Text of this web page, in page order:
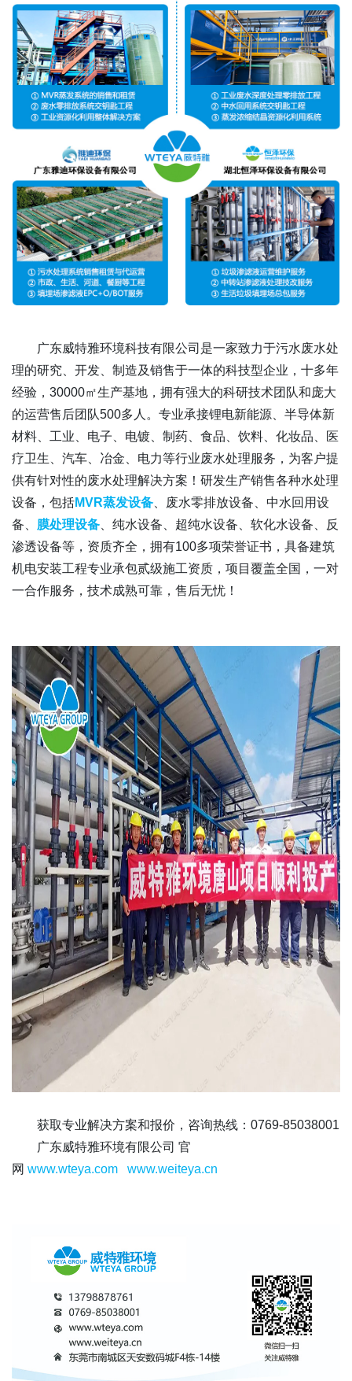
广东威特雅环境科技有限公司是一家致力于污水废水处
理的研究、开发、制造及销售于一体的科技型企业，十多年
经验，30000㎡生产基地，拥有强大的科研技术团队和庞大
的运营售后团队500多人。专业承接锂电新能源、半导体新
材料、工业、电子、电镀、制药、食品、饮料、化妆品、医
疗卫生、汽车、冶金、电力等行业废水处理服务，为客户提
供有针对性的废水处理解决方案！研发生产销售各种水处理
设备，包括MVR蒸发设备、废水零排放设备、中水回用设
备、 膜处理设备、纯水设备、超纯水设备、软化水设备、反
渗透设备等，资质齐全，拥有100多项荣誉证书，具备建筑
机电安装工程专业承包贰级施工资质，项目覆盖全国，一对
一合作服务，技术成熟可靠，售后无忧！
获取专业解决方案和报价，咨询热线：0769-85038001
广东威特雅环境有限公司 官
网 www.wteya.com www.weiteya.cn